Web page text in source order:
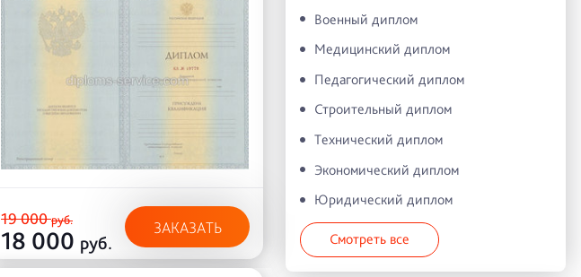
19 000руб.
18 000 руб.
ЗАКАЗАТЬ
Военный диплом
Медицинский диплом
Педагогический диплом
Строительный диплом
Технический диплом
Экономический диплом
Юридический диплом
Смотреть все